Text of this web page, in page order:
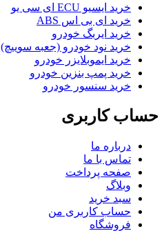
خرید ایسیو ECU ای سی یو
خرید ای بی اس ABS
خرید ایربگ خودرو
خرید نود خودرو (جعبه سوییچ)
خرید ایموبلایزر خودرو
خرید پمپ بنزین خودرو
خرید سنسور خودرو
حساب کاربری
درباره ما
تماس با ما
صفحه پرداخت
وبلاگ
سبد خرید
حساب کاربری من
فروشگاه